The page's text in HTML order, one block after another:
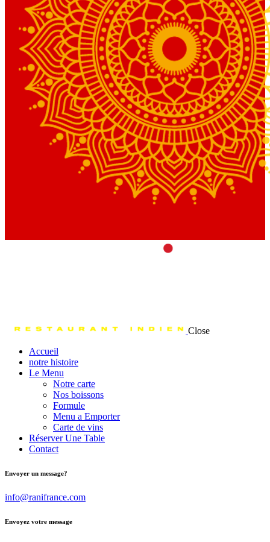
Close
Accueil
notre histoire
Le Menu
Notre carte
Nos boissons
Formule
Menu a Emporter
Carte de vins
Réserver Une Table
Contact
Envoyer un message?
info@ranifrance.com
Envoyez votre message